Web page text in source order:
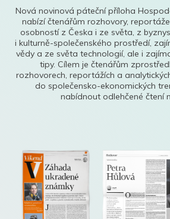
Nová novinová páteční příloha
nabízí čtenářům rozhovory,
osobností z Česka i ze světa, z
i kulturně-společenského prostředí,
vědy a ze světa technologií, ale i
tipy. Cílem je čtenářům
rozhovorech, reportážích a
do společensko-ekonomických
nabídnout odlehčené čtení